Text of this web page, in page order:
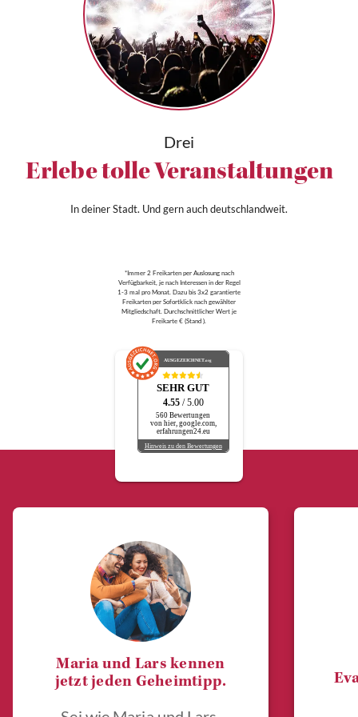
Drei
Erlebe tolle Veranstaltungen
In deiner Stadt. Und gern auch deutschlandweit.
*Immer 2 Freikarten per Auslosung nach
Verfügbarkeit, je nach Interessen in der Regel
1-3 mal pro Monat. Dazu bis 3x2 garantierte
Freikarten per Sofortklick nach gewählter
Mitgliedschaft. Durchschnittlicher Wert je
Freikarte € (Stand ).
AUSGEZEICHNET.org
SEHR GUT
4.55 / 5.00
560 Bewertungen
von hier, google.com,
erfahrungen24.eu
Hinweis zu den Bewertungen
Maria und Lars kennen
jetzt jeden Geheimtipp.